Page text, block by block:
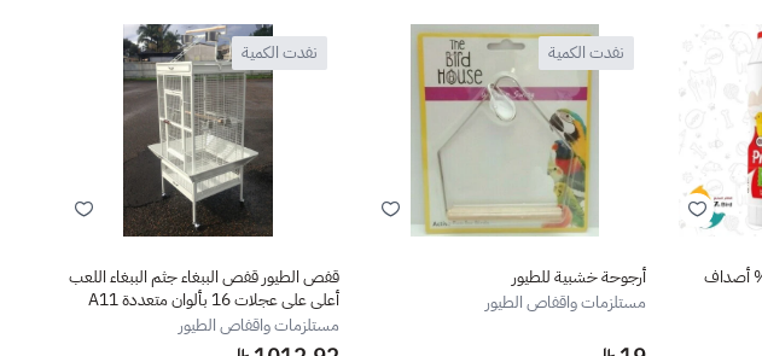
لاغا رمل باليانسون 15% أصداف
نفدت الكمية
أرجوحة خشبية للطيور
مستلزمات واقفاص الطيور
نفدت الكمية
قفص الطيور قفص الببغاء جثم الببغاء اللعب
أعلى على عجلات 16 بألوان متعددة A11
مستلزمات واقفاص الطيور